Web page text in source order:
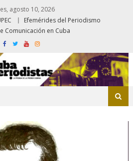
agosto 10, 2026
Efemérides del Periodismo
Comunicación en Cuba